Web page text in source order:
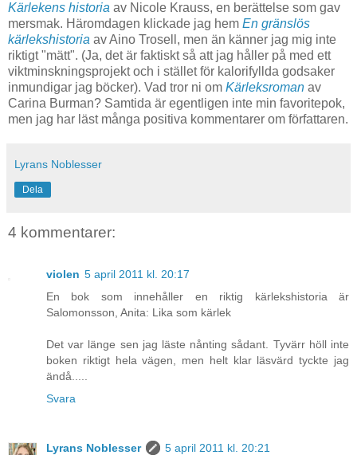
Kärlekens historia av Nicole Krauss, en berättelse som gav
mersmak. Häromdagen klickade jag hem En gränslös
kärlekshistoria av Aino Trosell, men än känner jag mig inte
riktigt "mätt". (Ja, det är faktiskt så att jag håller på med ett
viktminskningsprojekt och i stället för kalorifyllda godsaker
inmundigar jag böcker). Vad tror ni om Kärleksroman av
Carina Burman? Samtida är egentligen inte min favoritepok,
men jag har läst många positiva kommentarer om författaren.
Lyrans Noblesser
Dela
4 kommentarer:
violen 5 april 2011 kl. 20:17
En bok som innehåller en riktig kärlekshistoria är
Salomonsson, Anita: Lika som kärlek
Det var länge sen jag läste nånting sådant. Tyvärr höll inte
boken riktigt hela vägen, men helt klar läsvärd tyckte jag
ändå.....
Svara
Lyrans Noblesser
5 april 2011 kl. 20:21